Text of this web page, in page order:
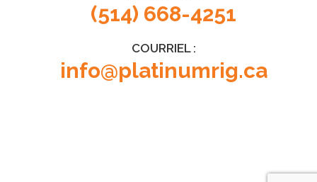
(514) 668-4251
COURRIEL :
info@platinumrig.ca